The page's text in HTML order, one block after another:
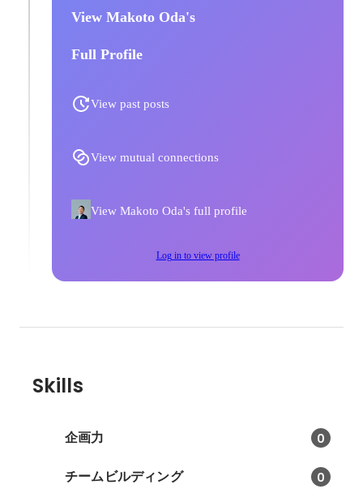
View Makoto Oda's
Full Profile
View past posts
View mutual connections
View Makoto Oda's full profile
Log in to view profile
Skills
企画力 0
チームビルディング 0